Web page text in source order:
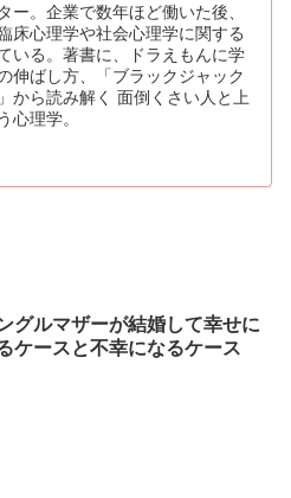
ー。企業で数年ほど働いた後、
床心理学や社会心理学に関する
いる。著書に、ドラえもんに学
伸ばし方、「ブラックジャック
から読み解く 面倒くさい人と上
心理学。
グルマザーが結婚して幸せに
ケースと不幸になるケース